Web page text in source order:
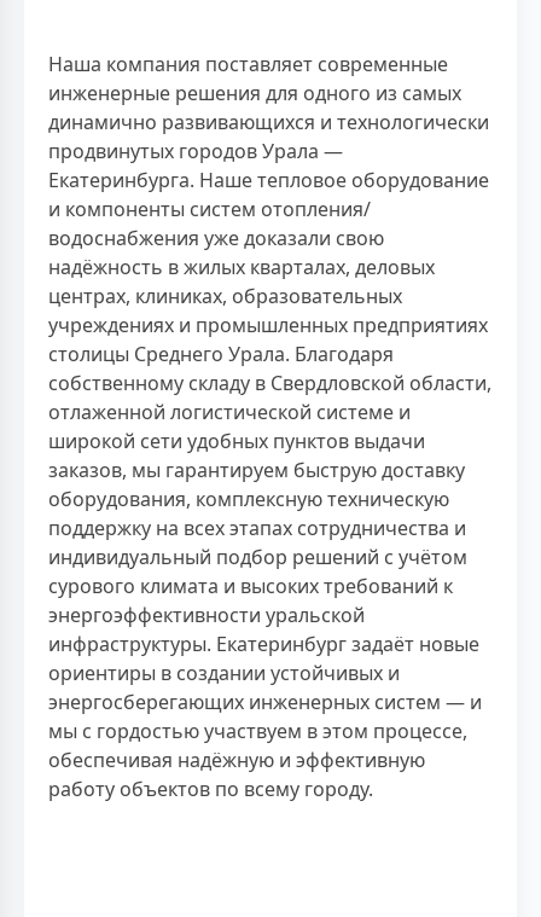
Наша компания поставляет современные
инженерные решения для одного из самых
динамично развивающихся и технологически
продвинутых городов Урала —
Екатеринбурга. Наше тепловое оборудование
и компоненты систем отопления/
водоснабжения уже доказали свою
надёжность в жилых кварталах, деловых
центрах, клиниках, образовательных
учреждениях и промышленных предприятиях
столицы Среднего Урала. Благодаря
собственному складу в Свердловской области,
отлаженной логистической системе и
широкой сети удобных пунктов выдачи
заказов, мы гарантируем быструю доставку
оборудования, комплексную техническую
поддержку на всех этапах сотрудничества и
индивидуальный подбор решений с учётом
сурового климата и высоких требований к
энергоэффективности уральской
инфраструктуры. Екатеринбург задаёт новые
ориентиры в создании устойчивых и
энергосберегающих инженерных систем — и
мы с гордостью участвуем в этом процессе,
обеспечивая надёжную и эффективную
работу объектов по всему городу.